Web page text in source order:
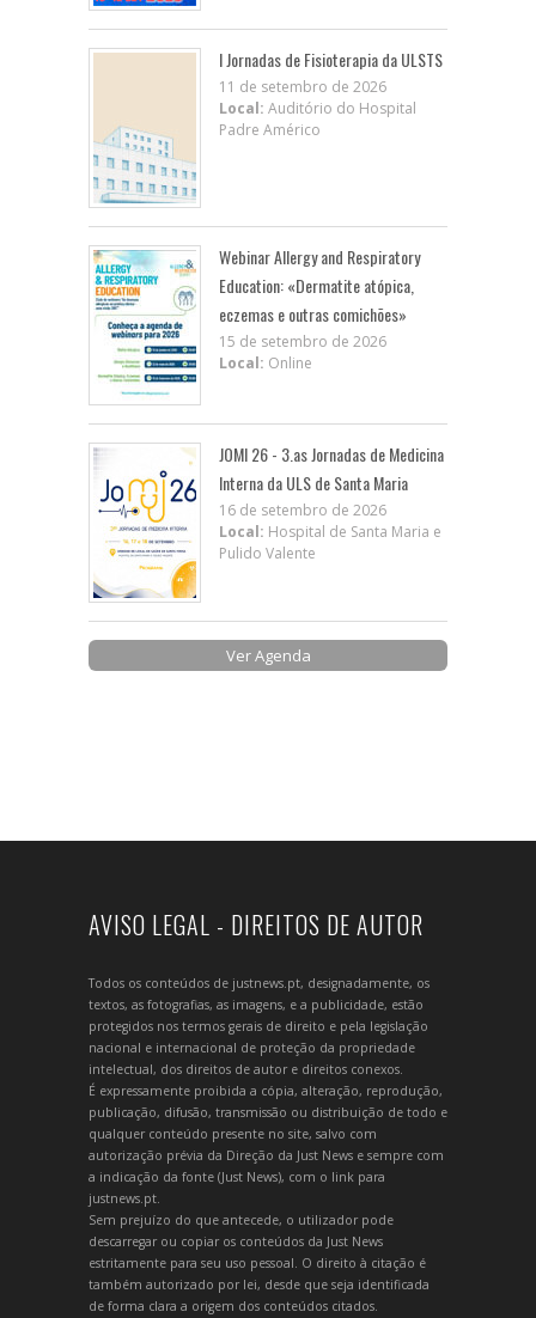
I Jornadas de Fisioterapia da ULSTS
11 de setembro de 2026
Local: Auditório do Hospital
Padre Américo
Webinar Allergy and Respiratory
Education: «Dermatite atópica,
eczemas e outras comichões»
15 de setembro de 2026
Local: Online
JOMI 26 - 3.as Jornadas de Medicina
Interna da ULS de Santa Maria
16 de setembro de 2026
Local: Hospital de Santa Maria e
Pulido Valente
Ver Agenda
AVISO LEGAL - DIREITOS DE AUTOR
Todos os conteúdos de justnews.pt, designadamente, os
textos, as fotografias, as imagens, e a publicidade, estão
protegidos nos termos gerais de direito e pela legislação
nacional e internacional de proteção da propriedade
intelectual, dos direitos de autor e direitos conexos.
É expressamente proibida a cópia, alteração, reprodução,
publicação, difusão, transmissão ou distribuição de todo e
qualquer conteúdo presente no site, salvo com
autorização prévia da Direção da Just News e sempre com
a indicação da fonte (Just News), com o link para
justnews.pt.
Sem prejuízo do que antecede, o utilizador pode
descarregar ou copiar os conteúdos da Just News
estritamente para seu uso pessoal. O direito à citação é
também autorizado por lei, desde que seja identificada
de forma clara a origem dos conteúdos citados.